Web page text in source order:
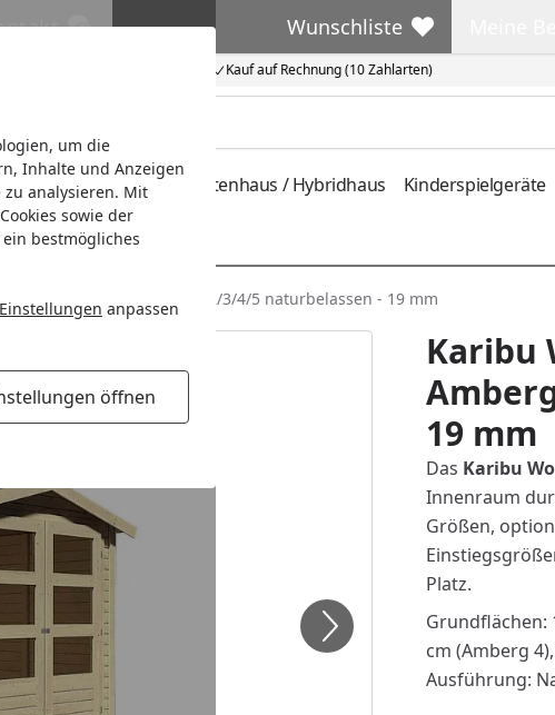
um die
Inhalte und Anzeigen
analysieren. Mit
sowie der
bestmögliches
anpassen
öffnen
Kauf auf Rechnung (10 Zahlarten)
Wunschliste
Wunschliste
Metallgartenhaus / Hybridhaus Kinderspielgeräte
Gartenhaus Amberg 2/3/4/5 naturbelassen - 19 mm
Karibu
19 mm
Das Karibu
Innenraum
Größen,
Platz.
Grundflächen:
cm (Amberg
Ausführung: